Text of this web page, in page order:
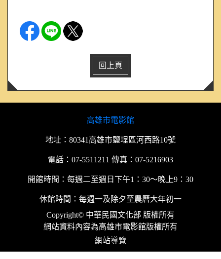
回上頁
高雄市電影館
地址：80341高雄市鹽埕區河西路10號
電話：07-5511211 傳真：07-5216903
開館時間：每週二至週日下午1：30～晚上9：30
休館時間：每週一及除夕至農曆大年初一
Copyright© 中華民國文化部 版權所有
網站資料內容為高雄市電影館版權所有
網站導覽